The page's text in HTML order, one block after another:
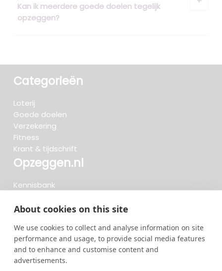
About cookies on this site
We use cookies to collect and analyse information on site
performance and usage, to provide social media features
and to enhance and customise content and
advertisements.
Kan ik meerdere goede doelen tegelijk
opzeggen?
Categorieën
Loterij
Goede doelen
Verzekering
Fitness
Krant & tijdschrift
Opzeggen.nl
Kennisbank
Beoordelingen
Meteen opzeggen